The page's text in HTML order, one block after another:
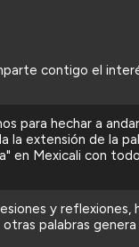
contigo el
para hechar a
la extensión de la
en Mexicali con
y reflexiones,
palabras genera